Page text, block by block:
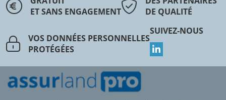
ET SANS ENGAGEMENT
DE QUALITÉ
VOS DONNÉES PERSONNELLES
PROTÉGÉES
SUIVEZ-NOUS